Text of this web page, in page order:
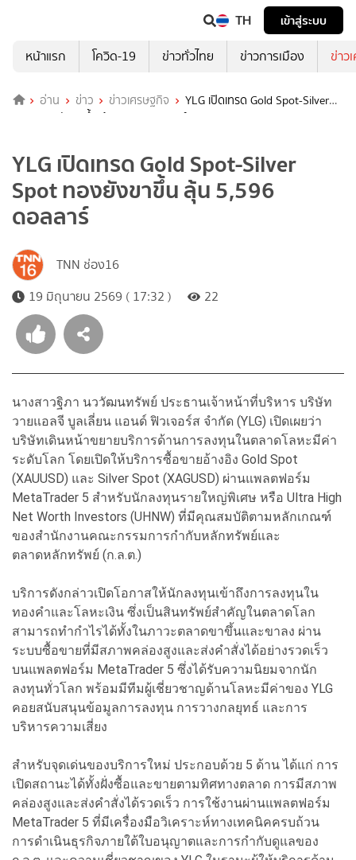
TH
เข้าสู่ระบบ
หน้าแรก
โควิด-19 ข่าวทั่วไทย ข่าวการเมือง ข่าว
อ่าน ข่าว ข่าวเศรษฐกิจ
YLG เปิดเทรด Gold Spot-Silver
Spot ทองยังขาขึ้น ลุ้น 5,596 ดอลลาร์
YLG เปิดเทรด Gold Spot-Silver
Spot ทองยังขาขึ้น ลุ้น 5,596
ดอลลาร์
TNN ช่อง16
19 มิถุนายน 2569 ( 17:32 )
22
นางสาวฐิภา นววัฒนทรัพย์ ประธานเจ้าหน้าที่บริหาร บริษัท
วายแอลจี บูลเลี่ยน แอนด์ ฟิวเจอร์ส จำกัด (YLG) เปิดเผยว่า
บริษัทเดินหน้าขยายบริการด้านการลงทุนในตลาดโลหะมีค่า
ระดับโลก โดยเปิดให้บริการซื้อขายอ้างอิง Gold Spot
(XAUUSD) และ Silver Spot (XAGUSD) ผ่านแพลตฟอร์ม
MetaTrader 5 สำหรับนักลงทุนรายใหญ่พิเศษ หรือ Ultra High
Net Worth Investors (UHNW) ที่มีคุณสมบัติตามหลักเกณฑ์
ของสำนักงานคณะกรรมการกำกับหลักทรัพย์และ
ตลาดหลักทรัพย์ (ก.ล.ต.)
บริการดังกล่าวเปิดโอกาสให้นักลงทุนเข้าถึงการลงทุนใน
ทองคำและโลหะเงิน ซึ่งเป็นสินทรัพย์สำคัญในตลาดโลก
สามารถทำกำไรได้ทั้งในภาวะตลาดขาขึ้นและขาลง ผ่าน
ระบบซื้อขายที่มีสภาพคล่องสูงและส่งคำสั่งได้อย่างรวดเร็ว
บนแพลตฟอร์ม MetaTrader 5 ซึ่งได้รับความนิยมจากนัก
ลงทุนทั่วโลก พร้อมมีทีมผู้เชี่ยวชาญด้านโลหะมีค่าของ YLG
คอยสนับสนุนข้อมูลการลงทุน การวางกลยุทธ์ และการ
บริหารความเสี่ยง
สำหรับจุดเด่นของบริการใหม่ ประกอบด้วย 5 ด้าน ได้แก่ การ
เปิดสถานะได้ทั้งฝั่งซื้อและขายตามทิศทางตลาด การมีสภาพ
คล่องสูงและส่งคำสั่งได้รวดเร็ว การใช้งานผ่านแพลตฟอร์ม
MetaTrader 5 ที่มีเครื่องมือวิเคราะห์ทางเทคนิคครบถ้วน
การดำเนินธุรกิจภายใต้ใบอนุญาตและการกำกับดูแลของ